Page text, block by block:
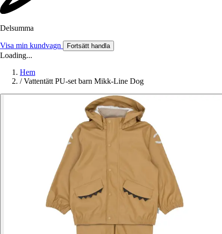
Delsumma
Visa min kundvagn Fortsätt handla
Loading...
Hem
/ Vattentätt PU-set barn Mikk-Line Dog